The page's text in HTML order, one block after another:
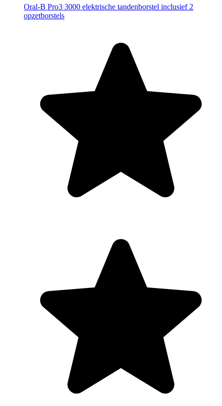
Oral-B Pro3 3000 elektrische tandenborstel inclusief 2
opzetborstels